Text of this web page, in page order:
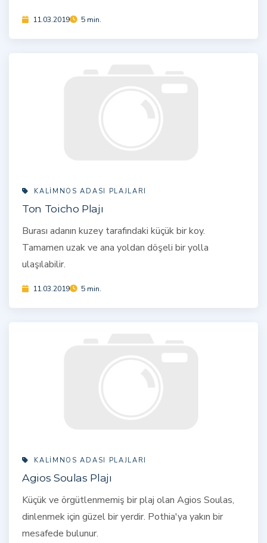
11.03.2019 5 min.
KALIMNOS ADASI PLAJLARI
Ton Toicho Plajı
Burası adanın kuzey tarafındaki küçük bir koy.
Tamamen uzak ve ana yoldan döşeli bir yolla
ulaşılabilir.
11.03.2019 5 min.
KALIMNOS ADASI PLAJLARI
Agios Soulas Plajı
Küçük ve örgütlenmemiş bir plaj olan Agios Soulas,
dinlenmek için güzel bir yerdir. Pothia'ya yakın bir
mesafede bulunur.